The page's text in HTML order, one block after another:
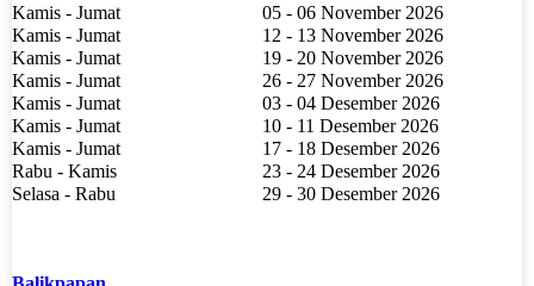
Kamis - Jumat
05 - 06 November 2026
Kamis - Jumat
12 - 13 November 2026
Kamis - Jumat
19 - 20 November 2026
Kamis - Jumat
26 - 27 November 2026
Kamis - Jumat
03 - 04 Desember 2026
Kamis - Jumat
10 - 11 Desember 2026
Kamis - Jumat
17 - 18 Desember 2026
Rabu - Kamis
23 - 24 Desember 2026
Selasa - Rabu
29 - 30 Desember 2026